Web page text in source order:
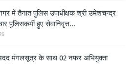
में तैनात पुलिस उपाधीक्षक श्री उमेशचन्द्र
पुलिसकर्मी हुए सेवानिवृत्त...
मंगलसूत्र के साथ 02 नफर अभियुक्ता